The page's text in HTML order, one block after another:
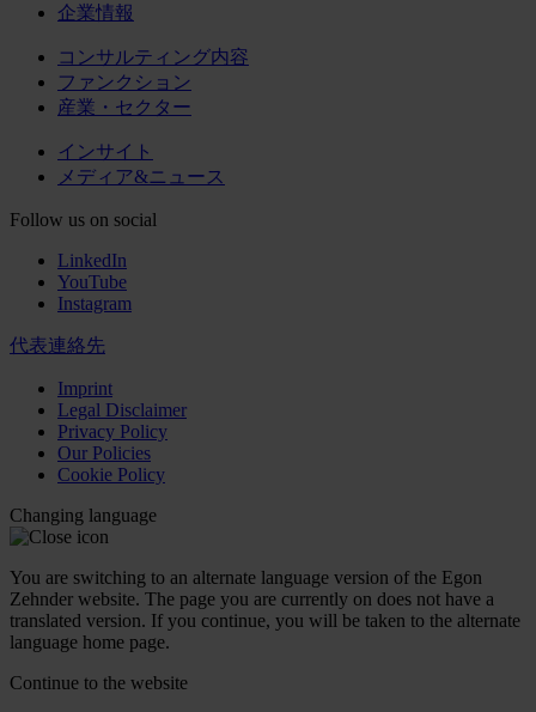
企業情報
コンサルティング内容
ファンクション
産業・セクター
インサイト
メディア&ニュース
Follow us on social
LinkedIn
YouTube
Instagram
代表連絡先
Imprint
Legal Disclaimer
Privacy Policy
Our Policies
Cookie Policy
Changing language
You are switching to an alternate language version of the Egon
Zehnder website. The page you are currently on does not have a
translated version. If you continue, you will be taken to the alternate
language home page.
Continue to the website